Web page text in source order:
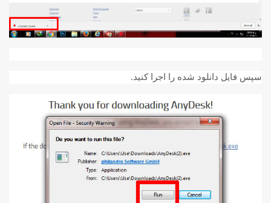
سپس فایل دانلود شده را اجرا کنید.